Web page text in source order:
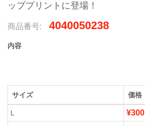
ッププリントに登場！
商品番号: 4040050238
内容
サイズ 価格
L ¥300